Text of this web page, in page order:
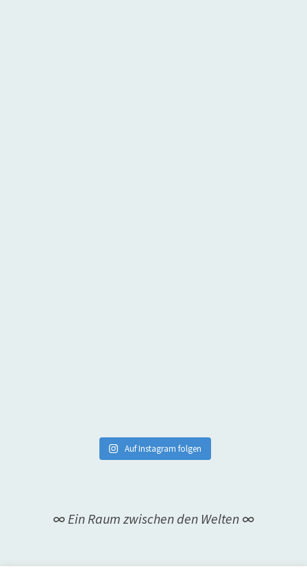
Auf Instagram folgen
∞ Ein Raum zwischen den Welten ∞